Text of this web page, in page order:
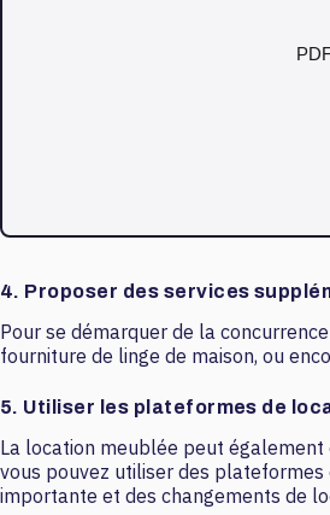
4. Proposer des services
Pour se démarquer de la
fourniture de linge de maison, ou
5. Utiliser les plateformes de
La location meublée peut également
vous pouvez utiliser des
importante et des changements de